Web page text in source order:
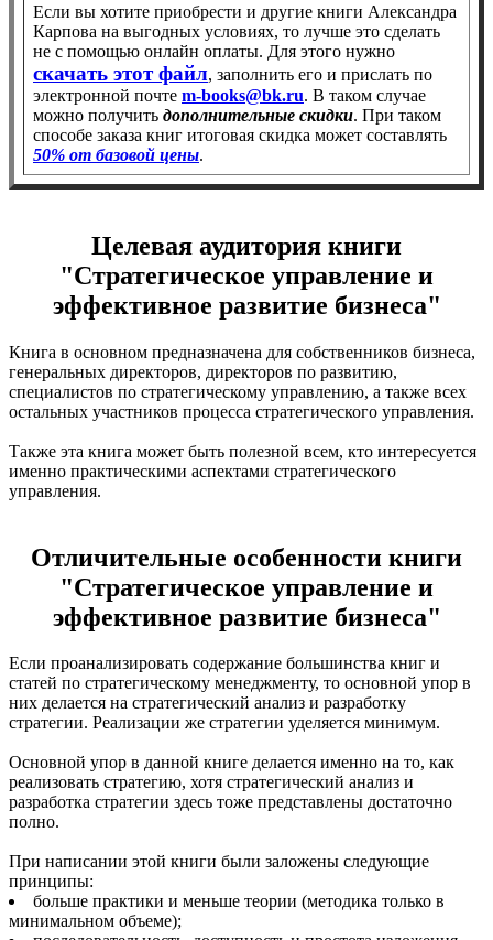
Если вы хотите приобрести и другие книги Александра
Карпова на выгодных условиях, то лучше это сделать
не с помощью онлайн оплаты. Для этого нужно
скачать этот файл, заполнить его и прислать по
электронной почте m-books@bk.ru. В таком случае
можно получить дополнительные скидки. При таком
способе заказа книг итоговая скидка может составлять
50% от базовой цены.
Целевая аудитория книги
"Стратегическое управление и
эффективное развитие бизнеса"
Книга в основном предназначена для собственников бизнеса,
генеральных директоров, директоров по развитию,
специалистов по стратегическому управлению, а также всех
остальных участников процесса стратегического управления.
Также эта книга может быть полезной всем, кто интересуется
именно практическими аспектами стратегического
управления.
Отличительные особенности книги
"Стратегическое управление и
эффективное развитие бизнеса"
Если проанализировать содержание большинства книг и
статей по стратегическому менеджменту, то основной упор в
них делается на стратегический анализ и разработку
стратегии. Реализации же стратегии уделяется минимум.
Основной упор в данной книге делается именно на то, как
реализовать стратегию, хотя стратегический анализ и
разработка стратегии здесь тоже представлены достаточно
полно.
При написании этой книги были заложены следующие
принципы:
больше практики и меньше теории (методика только в
минимальном объеме);